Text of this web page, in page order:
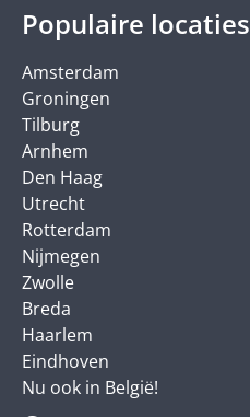
Populaire locaties
Amsterdam
Groningen
Tilburg
Arnhem
Den Haag
Utrecht
Rotterdam
Nijmegen
Zwolle
Breda
Haarlem
Eindhoven
Nu ook in België!